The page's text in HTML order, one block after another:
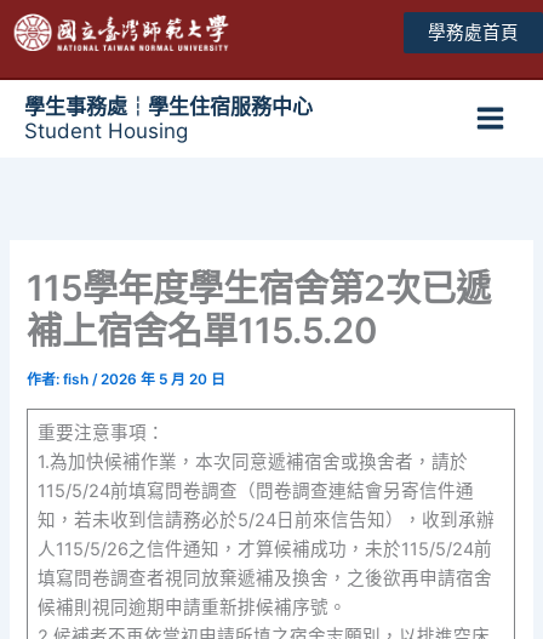
至
學務處首頁
學生事務處┆學生住宿服務中心
Student Housing
115學年度學生宿舍第2次已遞
補上宿舍名單115.5.20
作者:fish/2026 年 5 月 20 日
重要注意事項：
1.為加快候補作業，本次同意遞補宿舍或換舍者，請於
115/5/24前填寫問卷調查（問卷調查連結會另寄信件通
知，若未收到信請務必於5/24日前來信告知），收到承辦
人115/5/26之信件通知，才算候補成功，未於115/5/24前
填寫問卷調查者視同放棄遞補及換舍，之後欲再申請宿舍
候補則視同逾期申請重新排候補序號。